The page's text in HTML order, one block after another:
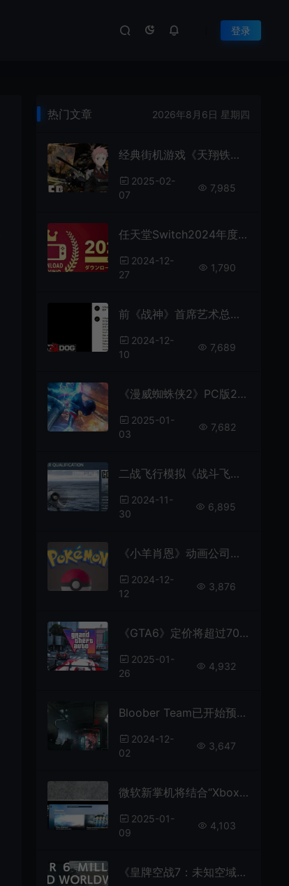
登录
热门文章 2026年8月6日 星期四
经典街机游戏《天翔铁骑》现已在Steam平台正式推出
2025-02-
07
7,985
任天堂Switch2024年度下载排行榜《西瓜游戏》登顶
2024-12-
27
1,790
前《战神》首席艺术总监加入顽皮狗
2024-12-
10
7,689
《漫威蜘蛛侠2》PC版2025年1月31日发售
2025-01-
03
7,682
二战飞行模拟《战斗飞行员》Steam页面 发售日待定
2024-11-
30
6,895
《小羊肖恩》动画公司与宝可梦打造一个“特别的项目”
2024-12-
12
3,876
《GTA6》定价将超过70美元
2025-01-
26
4,932
Bloober Team已开始预制作未公布的新游戏
2024-12-
02
3,647
微软新掌机将结合“Xbox和Windows的优点”
2025-01-
09
4,103
《皇牌空战7：未知空域》总销量突破600万